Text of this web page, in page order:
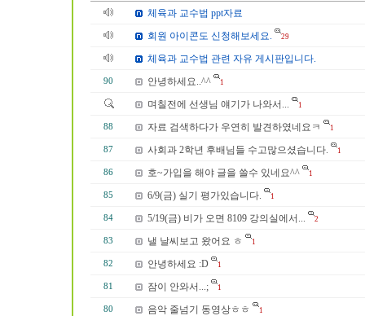
체육과 교수법 ppt자료
회원 아이콘도 신청해보세요.
29
체육과 교수법 관련 자유 게시판입니다.
90 안녕하세요..^^ 1
며칠전에 선생님 얘기가 나와서... 1
88 자료 검색하다가 우연히 발견하였네요ㅋ 1
87 사회과 2학년 후배님들 수고많으셨습니다. 1
86 호~가입을 해야 글을 쓸수 있네요^^ 1
85 6/9(금) 실기 평가있습니다. 1
84 5/19(금) 비가 오면 8109 강의실에서... 2
83 낼 날씨보고 왔어요 ㅎ 1
82 안녕하세요 :D 1
81 잠이 안와서...; 1
80 음악 줄넘기 동영상ㅎㅎ 1